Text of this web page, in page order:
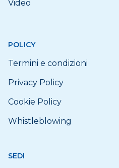
Video
POLICY
Termini e condizioni
Privacy Policy
Cookie Policy
Whistleblowing
SEDI